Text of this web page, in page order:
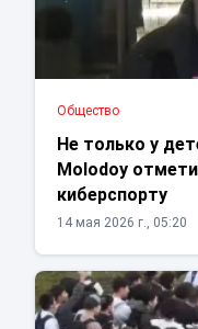
Общество
Не только у
Molodoy
киберспорту
14 мая 2026 г., 05:20